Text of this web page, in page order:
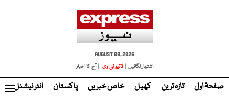
AUGUST 08, 2026
اشتہار لگائیں |
لائیو ٹی وی | آج کا اخبار
صفحۂ اول تازہ ترین کھیل خاص خبریں پاکستان انٹر نیشنل